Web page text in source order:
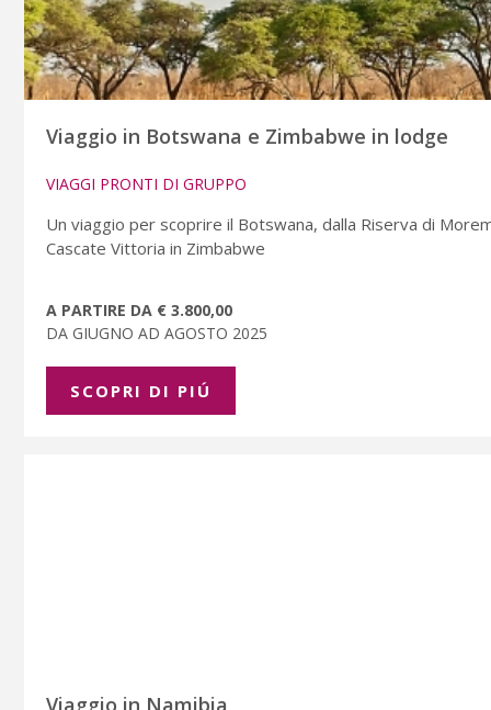
Viaggio in Botswana e Zimbabwe in lodge
VIAGGI PRONTI DI GRUPPO
Un viaggio per scoprire il Botswana, dalla Riserva di
Cascate Vittoria in Zimbabwe
A PARTIRE DA € 3.800,00
DA GIUGNO AD AGOSTO 2025
SCOPRI DI PIÚ
Viaggio in Namibia